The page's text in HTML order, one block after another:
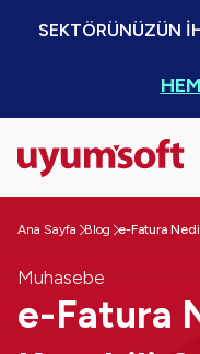
SEKTÖRÜNÜZÜN
Ana Sayfa Blog e-Fatura
Muhasebe
e-Fatura